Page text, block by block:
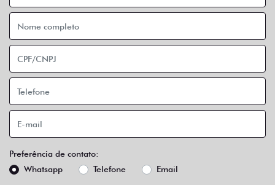
Preferência de contato:
Whatsapp
Telefone Email